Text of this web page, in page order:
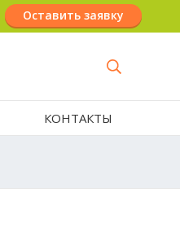
Оставить заявку
КОНТАКТЫ